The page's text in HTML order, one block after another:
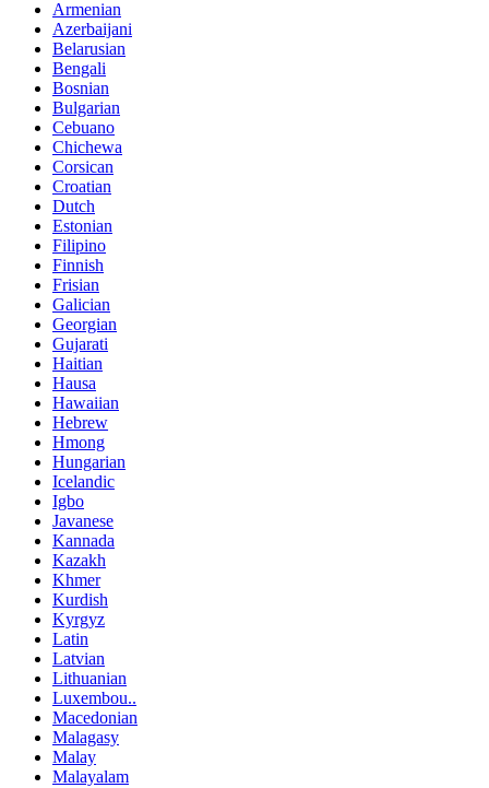
Armenian
Azerbaijani
Belarusian
Bengali
Bosnian
Bulgarian
Cebuano
Chichewa
Corsican
Croatian
Dutch
Estonian
Filipino
Finnish
Frisian
Galician
Georgian
Gujarati
Haitian
Hausa
Hawaiian
Hebrew
Hmong
Hungarian
Icelandic
Igbo
Javanese
Kannada
Kazakh
Khmer
Kurdish
Kyrgyz
Latin
Latvian
Lithuanian
Luxembou..
Macedonian
Malagasy
Malay
Malayalam